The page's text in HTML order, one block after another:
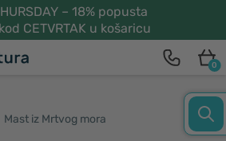
– 18% popusta
CETVRTAK u košaricu
0
Mast iz Mrtvog mora